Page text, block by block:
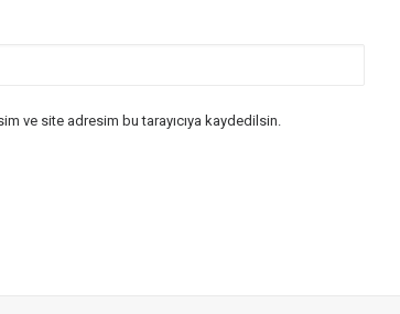
ve site adresim bu tarayıcıya kaydedilsin.